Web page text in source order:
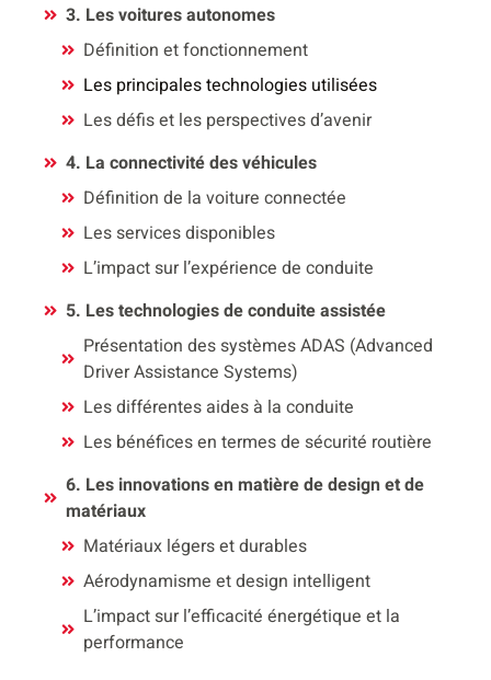
3. Les voitures autonomes
Définition et fonctionnement
Les principales technologies utilisées
Les défis et les perspectives d’avenir
4. La connectivité des véhicules
Définition de la voiture connectée
Les services disponibles
L’impact sur l’expérience de conduite
5. Les technologies de conduite assistée
Présentation des systèmes ADAS (Advanced
Driver Assistance Systems)
Les différentes aides à la conduite
Les bénéfices en termes de sécurité routière
6. Les innovations en matière de design et de
matériaux
Matériaux légers et durables
Aérodynamisme et design intelligent
L’impact sur l’efficacité énergétique et la
performance